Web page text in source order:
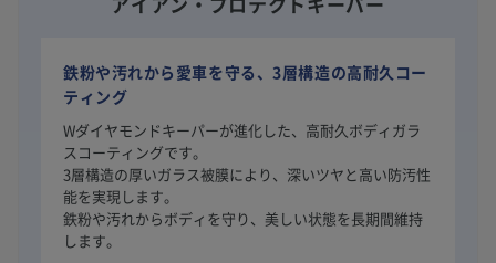
鉄粉や汚れから愛車を守る、3層構造の高耐久コー
ティング
Wダイヤモンドキーパーが進化した、高耐久ボディガラ
スコーティングです。
3層構造の厚いガラス被膜により、深いツヤと高い防汚性
能を実現します。
鉄粉や汚れからボディを守り、美しい状態を長期間維持
します。